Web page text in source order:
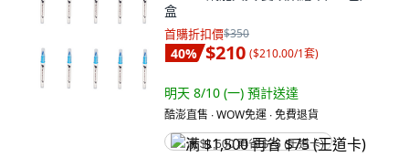
盒
首購折扣價$350
40% $210 ($210.00/1套)
明天 8/10 (一) 預計送達
酷澎直售 ∙ WOW免運 ∙ 免費退貨
满 $1,500 再省 $75 (王道卡)